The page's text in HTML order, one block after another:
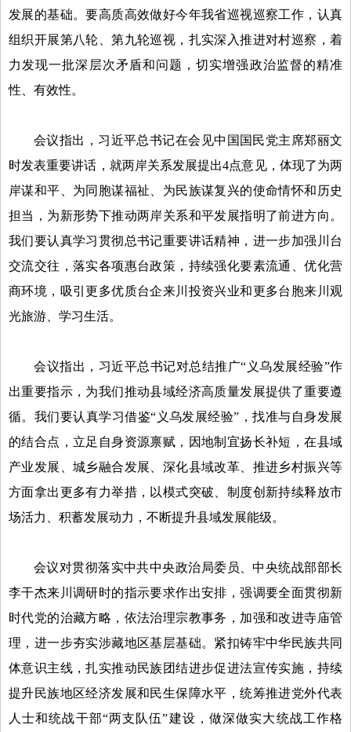
发展的基础。要高质高效做好今年我省巡视巡察工作，认真
组织开展第八轮、第九轮巡视，扎实深入推进对村巡察，着
力发现一批深层次矛盾和问题，切实增强政治监督的精准
性、有效性。
会议指出，习近平总书记在会见中国国民党主席郑丽文
时发表重要讲话，就两岸关系发展提出4点意见，体现了为两
岸谋和平、为同胞谋福祉、为民族谋复兴的使命情怀和历史
担当，为新形势下推动两岸关系和平发展指明了前进方向。
我们要认真学习贯彻总书记重要讲话精神，进一步加强川台
交流交往，落实各项惠台政策，持续强化要素流通、优化营
商环境，吸引更多优质台企来川投资兴业和更多台胞来川观
光旅游、学习生活。
会议指出，习近平总书记对总结推广“义乌发展经验”作
出重要指示，为我们推动县域经济高质量发展提供了重要遵
循。我们要认真学习借鉴“义乌发展经验”，找准与自身发展
的结合点，立足自身资源禀赋，因地制宜扬长补短，在县域
产业发展、城乡融合发展、深化县域改革、推进乡村振兴等
方面拿出更多有力举措，以模式突破、制度创新持续释放市
场活力、积蓄发展动力，不断提升县域发展能级。
会议对贯彻落实中共中央政治局委员、中央统战部部长
李干杰来川调研时的指示要求作出安排，强调要全面贯彻新
时代党的治藏方略，依法治理宗教事务，加强和改进寺庙管
理，进一步夯实涉藏地区基层基础。紧扣铸牢中华民族共同
体意识主线，扎实推动民族团结进步促进法宣传实施，持续
提升民族地区经济发展和民生保障水平，统筹推进党外代表
人士和统战干部“两支队伍”建设，做深做实大统战工作格